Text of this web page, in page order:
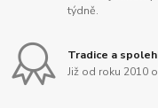
týdně.
Tradice a
Již od roku 2010